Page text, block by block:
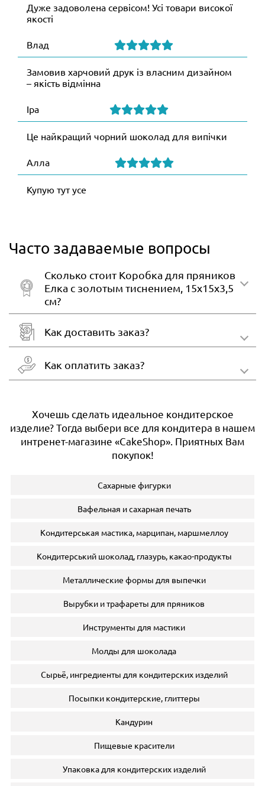
Дуже задоволена сервісом! Усі товари високої
якості
Влад
Замовив харчовий друк із власним дизайном
– якість відмінна
Іра
Це найкращий чорний шоколад для випічки
Алла
Купую тут усе
Часто задаваемые вопросы
Сколько стоит Коробка для пряников
Елка с золотым тиснением, 15х15х3,5
см?
Как доставить заказ?
Как оплатить заказ?
Хочешь сделать идеальное кондитерское
изделие? Тогда выбери все для кондитера в нашем
интренет-магазине «CakeShop». Приятных Вам
покупок!
Сахарные фигурки
Вафельная и сахарная печать
Кондитерськая мастика, марципан, маршмеллоу
Кондитерський шоколад, глазурь, какао-продукты
Металлические формы для выпечки
Вырубки и трафареты для пряников
Инструменты для мастики
Молды для шоколада
Сырьё, ингредиенты для кондитерских изделий
Посыпки кондитерские, глиттеры
Кандурин
Пищевые красители
Упаковка для кондитерских изделий